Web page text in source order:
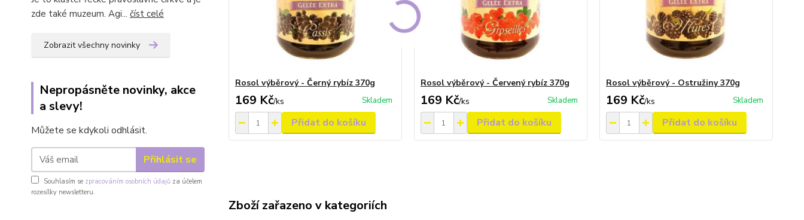
zde také muzeum. Agi... číst celé
Zobrazit všechny novinky
Nepropásněte novinky, akce
a slevy!
Můžete se kdykoli odhlásit.
Přihlásit se
Souhlasím se zpracováním osobních údajů za účelem
rozesílky newsletteru.
Rosol výběrový - Černý rybíz 370g
169 Kč/ks Skladem
Přidat do košíku
Rosol výběrový - Červený rybíz 370g
169 Kč/ks Skladem
Přidat do košíku
Rosol výběrový - Ostružiny 370g
169 Kč/ks Skladem
Přidat do košíku
Zboží zařazeno v kategoriích